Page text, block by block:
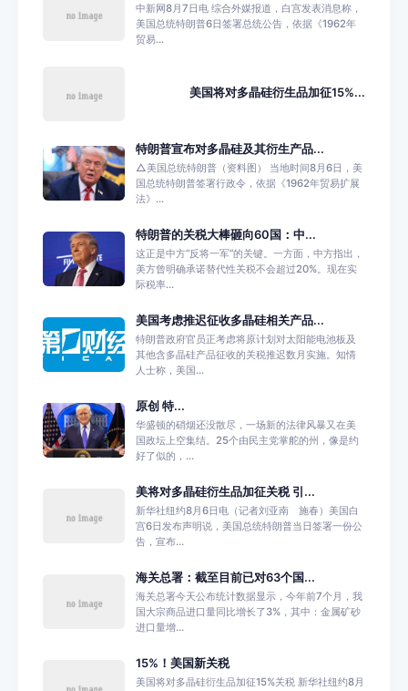
中新网8月7日电 综合外媒报道，白宫发表消息称，
美国总统特朗普6日签署总统公告，依据《1962年
贸易...
美国将对多晶硅衍生品加征15%...
特朗普宣布对多晶硅及其衍生产品...
△美国总统特朗普（资料图） 当地时间8月6日，美
国总统特朗普签署行政令，依据《1962年贸易扩展
法》...
特朗普的关税大棒砸向60国：中...
这正是中方“反将一军”的关键。一方面，中方指出，
美方曾明确承诺替代性关税不会超过20%。现在实
际税率...
美国考虑推迟征收多晶硅相关产品...
特朗普政府官员正考虑将原计划对太阳能电池板及
其他含多晶硅产品征收的关税推迟数月实施。知情
人士称，美国...
原创 特...
华盛顿的硝烟还没散尽，一场新的法律风暴又在美
国政坛上空集结。25个由民主党掌舵的州，像是约
好了似的，...
美将对多晶硅衍生品加征关税 引...
新华社纽约8月6日电（记者刘亚南 施春）美国白
宫6日发布声明说，美国总统特朗普当日签署一份公
告，宣布...
海关总署：截至目前已对63个国...
海关总署今天公布统计数据显示，今年前7个月，我
国大宗商品进口量同比增长了3%，其中：金属矿砂
进口量增...
15%！美国新关税
美国将对多晶硅衍生品加征15%关税 新华社纽约8月